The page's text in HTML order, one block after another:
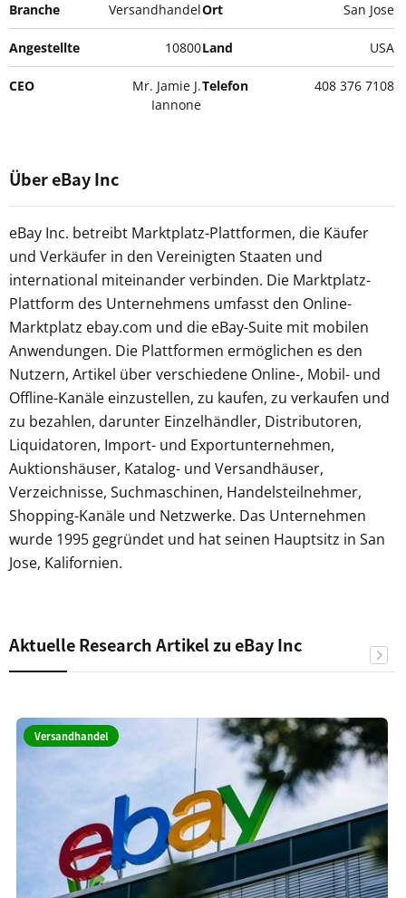
Branche Versandhandel
Angestellte 10800
CEO
Mr. Jamie J.
Iannone
Ort San Jose
Land USA
Telefon 408 376 7108
Über eBay Inc
eBay Inc. betreibt Marktplatz-Plattformen, die Käufer
und Verkäufer in den Vereinigten Staaten und
international miteinander verbinden. Die Marktplatz-
Plattform des Unternehmens umfasst den Online-
Marktplatz ebay.com und die eBay-Suite mit mobilen
Anwendungen. Die Plattformen ermöglichen es den
Nutzern, Artikel über verschiedene Online-, Mobil- und
Offline-Kanäle einzustellen, zu kaufen, zu verkaufen und
zu bezahlen, darunter Einzelhändler, Distributoren,
Liquidatoren, Import- und Exportunternehmen,
Auktionshäuser, Katalog- und Versandhäuser,
Verzeichnisse, Suchmaschinen, Handelsteilnehmer,
Shopping-Kanäle und Netzwerke. Das Unternehmen
wurde 1995 gegründet und hat seinen Hauptsitz in San
Jose, Kalifornien.
Aktuelle Research Artikel zu eBay Inc
Versandhandel